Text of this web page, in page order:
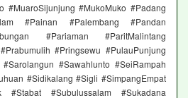
#MuaroSijunjung #MukoMuko #Padang
#Painan #Palembang #Pandan
#Pariaman #ParitMalintang
#Pringsewu #PulauPunjung
#Sawahlunto #SeiRampah
#Sidikalang #Sigli #SimpangEmpat
#Subulussalam #Sukadana